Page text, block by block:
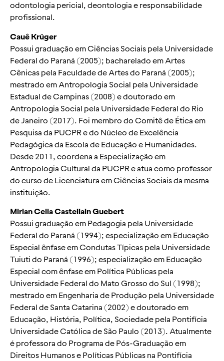
odontologia pericial, deontologia e responsabilidade
profissional.
Cauê Krüger
Possui graduação em Ciências Sociais pela Universidade
Federal do Paraná (2005); bacharelado em Artes
Cênicas pela Faculdade de Artes do Paraná (2005);
mestrado em Antropologia Social pela Universidade
Estadual de Campinas (2008) e doutorado em
Antropologia Social pela Universidade Federal do Rio
de Janeiro (2017). Foi membro do Comitê de Ética em
Pesquisa da PUCPR e do Núcleo de Excelência
Pedagógica da Escola de Educação e Humanidades.
Desde 2011, coordena a Especialização em
Antropologia Cultural da PUCPR e atua como professor
do curso de Licenciatura em Ciências Sociais da mesma
instituição.
Mirian Celia Castellain Guebert
Possui graduação em Pedagogia pela Universidade
Federal do Paraná (1994); especialização em Educação
Especial ênfase em Condutas Típicas pela Universidade
Tuiuti do Paraná (1996); especialização em Educação
Especial com ênfase em Política Públicas pela
Universidade Federal do Mato Grosso do Sul (1998);
mestrado em Engenharia de Produção pela Universidade
Federal de Santa Catarina (2002) e doutorado em
Educação, História, Política, Sociedade pela Pontifícia
Universidade Católica de São Paulo (2013). Atualmente
é professora do Programa de Pós-Graduação em
Direitos Humanos e Políticas Públicas na Pontifícia